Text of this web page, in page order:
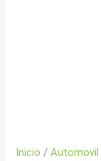
Inicio /Automovil